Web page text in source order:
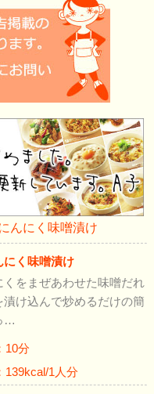
んにく味噌漬け
にく味噌漬け
をまぜあわせた味噌だれ
漬け込んで炒めるだけの簡
…
10分
139kcal/1人分